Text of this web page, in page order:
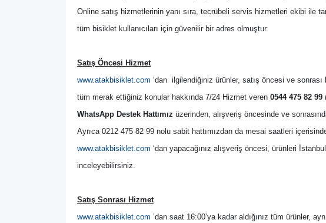
Online satış hizmetlerinin yanı sıra, tecrübeli servis hizmetleri ekibi ile
tüm bisiklet kullanıcıları için güvenilir bir adres olmuştur.
Satış Öncesi Hizmet
www.atakbisiklet.com ‘dan  ilgilendiğiniz ürünler, satış öncesi ve
tüm merak ettiğiniz konular hakkında 7/24 Hizmet veren 0544 475 82 99
WhatsApp Destek Hattımız üzerinden, alışveriş öncesinde ve
Ayrıca 0212 475 82 99 nolu sabit hattımızdan da mesai saatleri
www.atakbisiklet.com ‘dan yapacağınız alışveriş öncesi, ürünleri
inceleyebilirsiniz.
Satış Sonrası Hizmet
www.atakbisiklet.com ’dan saat 16:00’ya kadar aldığınız tüm ürünler,